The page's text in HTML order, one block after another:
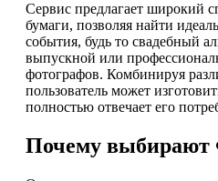
Сервис предлагает широкий
бумаги, позволяя найти
события, будь то свадебный
выпускной или
фотографов. Комбинируя
пользователь может
полностью отвечает его
Почему выбирают